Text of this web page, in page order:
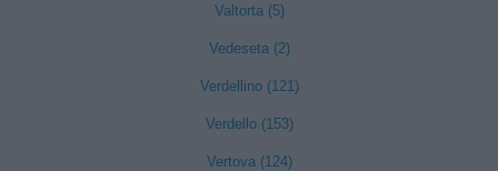
Valtorta (5)
Vedeseta (2)
Verdellino (121)
Verdello (153)
Vertova (124)